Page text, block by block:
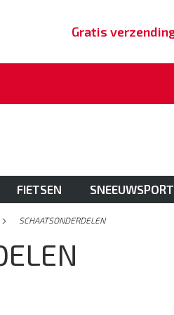
FIETSEN SNEEUWSPORT
SCHAATSONDERDELEN